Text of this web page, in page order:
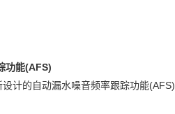
功能(AFS)
计的自动漏水噪音频率跟踪功能